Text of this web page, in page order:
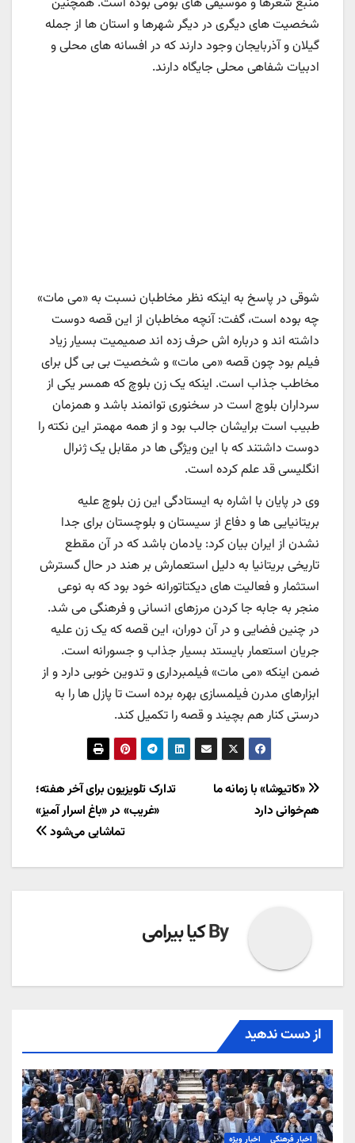
شخصیت های دیگری در دیگر شهرها و استان ها از جمله
گیلان و آذربایجان وجود دارند که در افسانه های محلی و
ادبیات شفاهی محلی جایگاه دارند.
شوقی در پاسخ به اینکه نظر مخاطبان نسبت به «می مات»
چه بوده است، گفت: آنچه مخاطبان از این قصه دوست
داشته اند و درباره اش حرف زده اند صمیمیت بسیار زیاد
فیلم بود چون قصه «می مات» و شخصیت بی بی گل برای
مخاطب جذاب است. اینکه یک زن بلوچ که همسر یکی از
سرداران بلوچ است در سخنوری توانمند باشد و همزمان
طبیب است برایشان جالب بود و از همه مهمتر این نکته را
دوست داشتند که با این ویژگی ها در مقابل یک ژنرال
انگلیسی قد علم کرده است.
وی در پایان با اشاره به ایستادگی این زن بلوچ علیه
بریتانیایی ها و دفاع از سیستان و بلوچستان برای جدا
نشدن از ایران بیان کرد: یادمان باشد که در آن مقطع
تاریخی بریتانیا به دلیل استعمارش بر هند در حال گسترش
استثمار و فعالیت های دیکتاتورانه خود بود که به نوعی
منجر به جابه جا کردن مرزهای انسانی و فرهنگی می شد.
در چنین فضایی و در آن دوران، این قصه که یک زن علیه
جریان استعمار بایستد بسیار جذاب و جسورانه است.
ضمن اینکه «می مات» فیلمبرداری و تدوین خوبی دارد و از
ابزارهای مدرن فیلمسازی بهره برده است تا پازل ها را به
درستی کنار هم بچیند و قصه را تکمیل کند.
راهبری
نوشته
تدارک تلویزیون برای آخر هفته؛
«غریب» در «باغ اسرار آمیز»
تماشایی می‌شود
«کاتیوشا» با زمانه ما
هم‌خوانی دارد
Byکیا بیرامی
از دست ندهید
اخبار فرهنگی اخبار ویژه